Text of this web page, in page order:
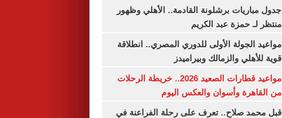
جدول مباريات برشلونة القادمة.. الأهلي وظهور
منتظر لـ حمزة عبد الكريم
مواعيد الجولة الأولى للدوري المصري.. انطلاقة
قوية للأهلي والزمالك وبيراميدز
مواعيد قطارات الصعيد 2026.. خريطة الرحلات
من القاهرة وأسوان والعكس اليوم
قبل محمد صلاح.. تعرف على رحلة الفراعنة في